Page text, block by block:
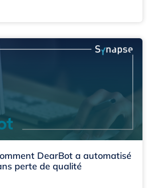
DearBot a automatisé
perte de qualité